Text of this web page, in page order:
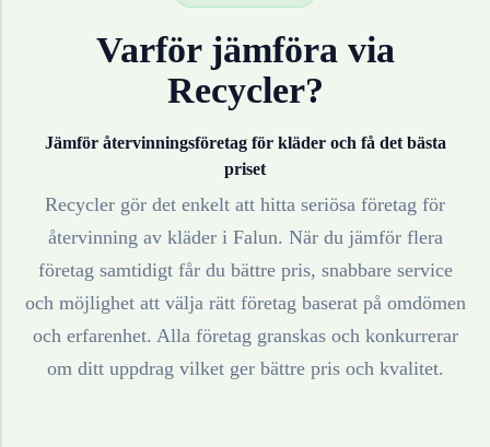
Varför jämföra via
Recycler?
Jämför återvinningsföretag för kläderoch få det bästa
priset
Recycler gör det enkelt att hitta seriösa företag för
återvinning av kläderi Falun. När du jämför flera
företag samtidigt får du bättre pris, snabbare service
och möjlighet att välja rätt företag baserat på omdömen
och erfarenhet. Alla företag granskas och konkurrerar
om ditt uppdrag vilket ger bättre pris och kvalitet.